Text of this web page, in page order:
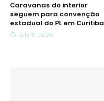
Caravanas do interior
seguem para convenção
estadual do PL em Curitiba
July 31, 2026